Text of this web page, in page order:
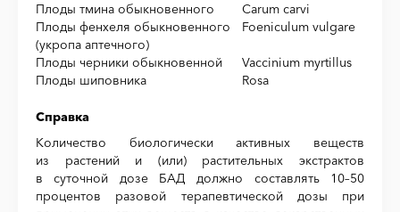
Плоды тмина обыкновенного
Carum carvi
Плоды фенхеля обыкновенного
(укропа аптечного)
Foeniculum vulgare
Плоды черники обыкновенной
Vaccinium myrtillus
Плоды шиповника
Rosa
Справка
Количество биологически активных веществ
из растений и (или) растительных экстрактов
в суточной дозе БАД должно составлять 10–50
процентов разовой терапевтической дозы при